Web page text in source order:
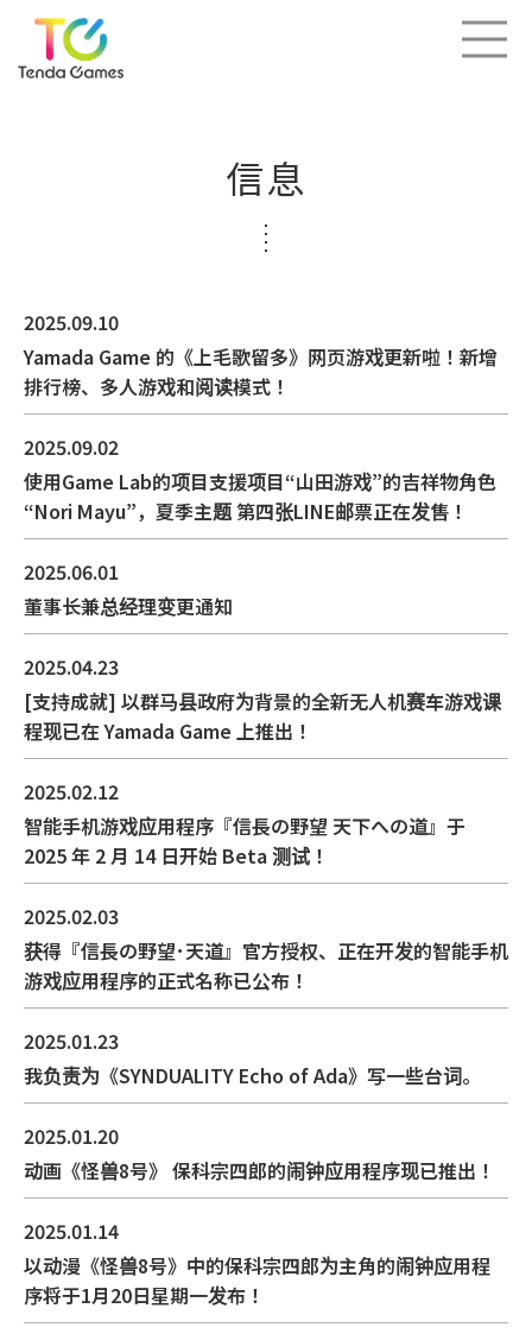
信息
2025.09.10
Yamada Game 的《上毛歌留多》网页游戏更新啦！新增
排行榜、多人游戏和阅读模式！
2025.09.02
使用Game Lab的项目支援项目“山田游戏”的吉祥物角色
“Nori Mayu”，夏季主题 第四张LINE邮票正在发售！
2025.06.01
董事长兼总经理变更通知
2025.04.23
[支持成就] 以群马县政府为背景的全新无人机赛车游戏课
程现已在 Yamada Game 上推出！
2025.02.12
智能手机游戏应用程序『信長の野望 天下への道』于
2025 年 2 月 14 日开始 Beta 测试！
2025.02.03
获得『信長の野望･天道』官方授权、正在开发的智能手机
游戏应用程序的正式名称已公布！
2025.01.23
我负责为《SYNDUALITY Echo of Ada》写一些台词。
2025.01.20
动画《怪兽8号》 保科宗四郎的闹钟应用程序现已推出！
2025.01.14
以动漫《怪兽8号》中的保科宗四郎为主角的闹钟应用程
序将于1月20日星期一发布！